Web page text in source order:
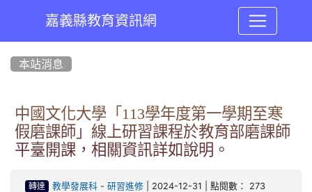
嘉義縣教育資訊網
本站消息
中國文化大學「113學年度第一學期至寒
假磨課師」線上研習課程於教育部磨課師
平臺開課，相關資訊詳如說明。
轉達 教學發展科- 研習進修| 2024-12-31 | 點閱數： 273